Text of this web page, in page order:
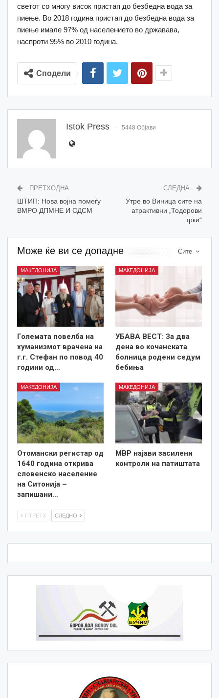
светот со многу висок пристап до безбедна вода за
пиење. Во 2018 година пристап до безбедна вода за
пиење имале 97% од населението во државава,
наспроти 95% во 2010 година.
Сподели
Istok Press 5448 Објави
ПРЕТХОДНА
ШТИП: Нова војна помеѓу
ВМРО ДПМНЕ И СДСМ
СЛЕДНА
Утре во Виница сите на
атрактивни „Тодорови
трки“
Сите
Може ќе ви се допадне
МАКЕДОНИЈА
Големата повелба на
хуманизмот врачена на
г.г. Стефан по повод 40
години од…
МАКЕДОНИЈА
УБАВА ВЕСТ: За два
дена во кочанската
болница родени седум
бебиња
МАКЕДОНИЈА
Отомански регистар од
1640 година открива
словенско население
на Ситонија –
запишани…
МАКЕДОНИЈА
МВР најави засилени
контроли на патиштата
ПТРЕТХ СЛЕДНО